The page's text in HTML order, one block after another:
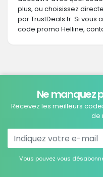
plus, ou choisissez
par TrustDeals.fr. Si
code promo Helline,
Ne manquez
Recevez les meilleurs
de
Vous pouvez vous